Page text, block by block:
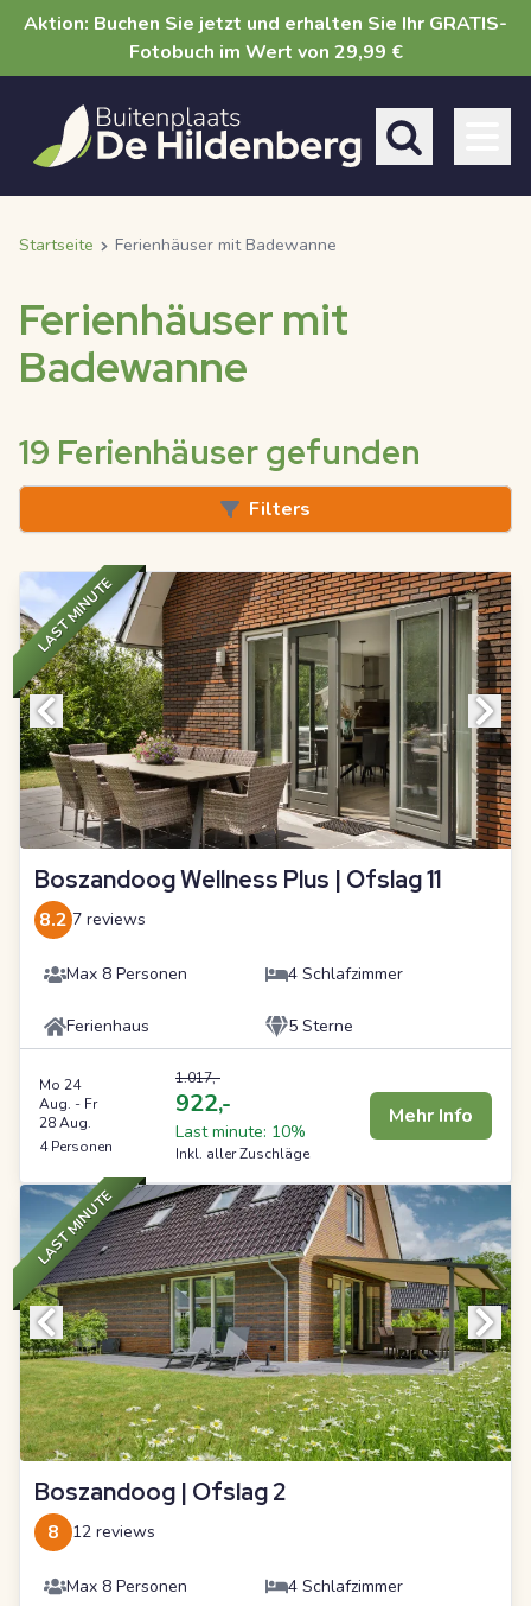
Direkt
Inhalt
Aktion: Buchen Sie jetzt und erhalten Sie Ihr GRATIS-
Fotobuch im Wert von 29,99 €
Toggle search
Breadcrumb
Startseite Ferienhäuser mit Badewanne
Ferienhäuser mit
Badewanne
19 Ferienhäuser gefunden
Filters
LAST MINUTE
Boszandoog Wellness Plus | Ofslag 11
8.2 7 reviews
Max 8 Personen 4 Schlafzimmer
Ferienhaus 5 Sterne
1.017,-
922,-
Last minute: 10%
Inkl. aller Zuschläge
Mo 24
Aug. - Fr
28 Aug.
4 Personen
Mehr Info
LAST MINUTE
Boszandoog | Ofslag 2
8 12 reviews
Max 8 Personen 4 Schlafzimmer